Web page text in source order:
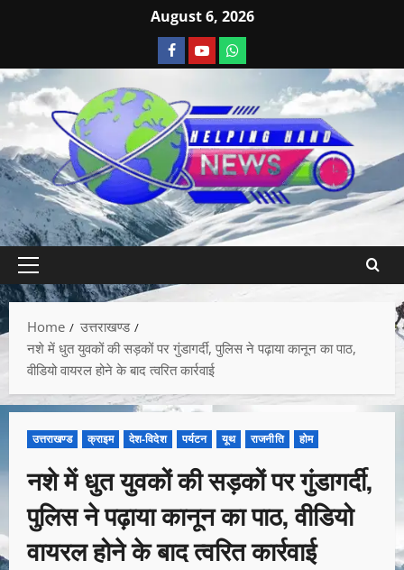
August 6, 2026
Home
उत्तराखण्ड
नशे में धुत युवकों की सड़कों पर गुंडागर्दी, पुलिस ने पढ़ाया कानून का पाठ,
वीडियो वायरल होने के बाद त्वरित कार्रवाई
उत्तराखण्ड क्राइम देश-विदेश पर्यटन यूथ राजनीति होम
नशे में धुत युवकों की सड़कों पर गुंडागर्दी,
पुलिस ने पढ़ाया कानून का पाठ, वीडियो
वायरल होने के बाद त्वरित कार्रवाई